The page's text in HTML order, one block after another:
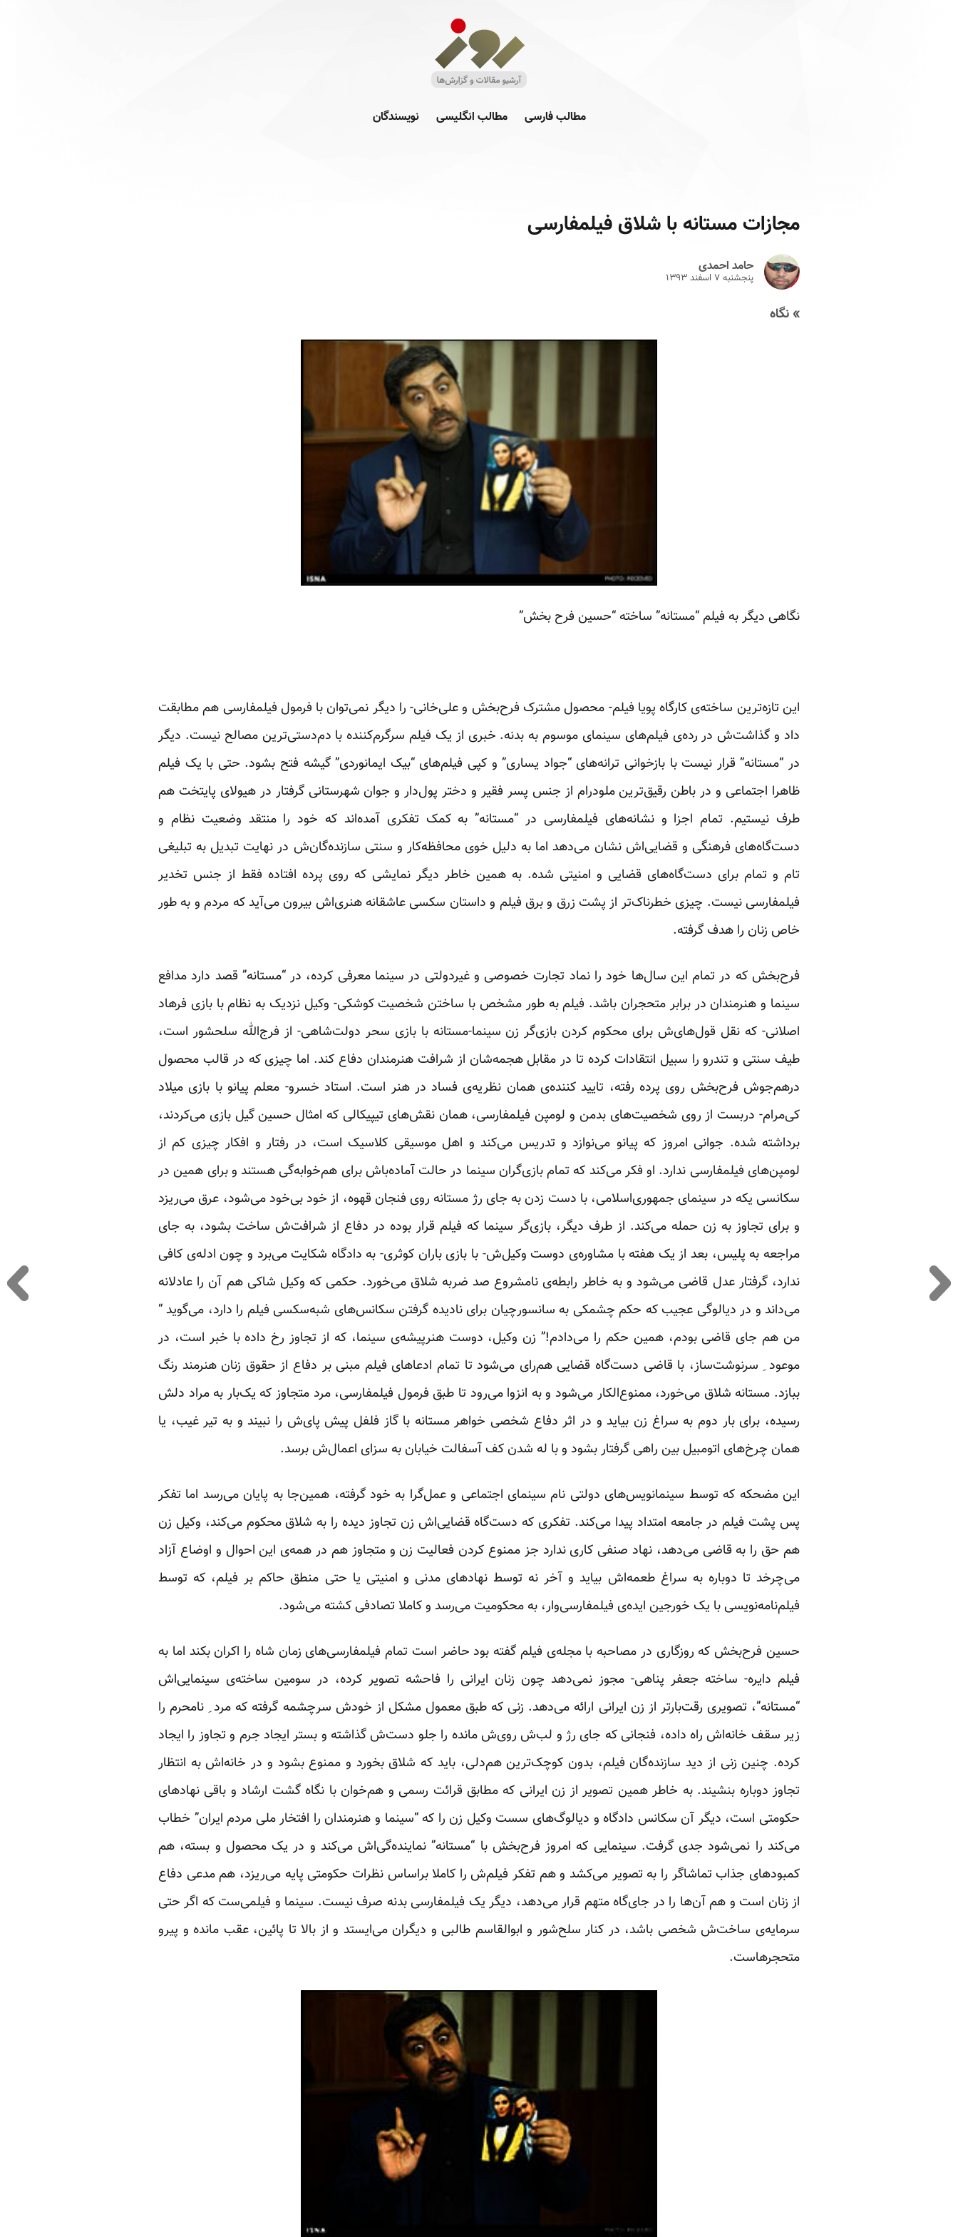
مطالب فارسی مطالب انگلیسی نویسندگان
مجازات مستانه با شلاق فیلمفارسی
حامد احمدی
پنجشنبه ۷ اسفند ۱۳۹۳
» نگاه
نگاهی دیگر به فیلم “مستانه” ساخته “حسین فرح بخش”
این تازه‌ترین ساخته‌ی کارگاه پویا فیلم- محصول مشترک فرح‌بخش و علی‌خانی- را دیگر نمی‌توان با فرمول فیلمفارسی هم مطابقت
داد و گذاشت‌ش در رده‌ی فیلم‌های سینمای موسوم به بدنه. خبری از یک فیلم سرگرم‌کننده با دم‌دستی‌ترین مصالح نیست. دیگر
در “مستانه” قرار نیست با بازخوانی ترانه‌های “جواد یساری” و کپی فیلم‌های “بیک ایمانوردی” گیشه فتح بشود. حتی با یک فیلم
ظاهرا اجتماعی و در باطن رقیق‌ترین ملودرام از جنس پسر فقیر و دختر پول‌دار و جوان شهرستانی گرفتار در هیولای پایتخت هم
طرف نیستیم. تمام اجزا و نشانه‌های فیلمفارسی در “مستانه” به کمک تفکری آمده‌اند که خود را منتقد وضعیت نظام و
دست‌گاه‌های فرهنگی و قضایی‌اش نشان می‌دهد اما به دلیل خوی محافظه‌کار و سنتی سازنده‌گان‌ش در نهایت تبدیل به تبلیغی
تام و تمام برای دست‌گاه‌های قضایی و امنیتی شده. به همین خاطر دیگر نمایشی که روی پرده افتاده فقط از جنس تخدیر
فیلمفارسی نیست. چیزی خطرناک‌تر از پشت زرق و برق فیلم و داستان سکسی عاشقانه هنری‌اش بیرون می‌آید که مردم و به طور
خاص زنان را هدف گرفته.
فرح‌بخش که در تمام این سال‌ها خود را نماد تجارت خصوصی و غیردولتی در سینما معرفی کرده، در “مستانه” قصد دارد مدافع
سینما و هنرمندان در برابر متحجران باشد. فیلم به طور مشخص با ساختن شخصیت کوشکی- وکیل نزدیک به نظام با بازی فرهاد
اصلانی- که نقل قول‌های‌ش برای محکوم کردن بازی‌گر زن سینما-مستانه با بازی سحر دولت‌شاهی- از فرج‌الله سلحشور است،
طیف سنتی و تندرو را سبیل انتقادات کرده تا در مقابل هجمه‌شان از شرافت هنرمندان دفاع کند. اما چیزی که در قالب محصول
درهم‌جوش فرح‌بخش روی پرده رفته، تایید کننده‌ی همان نظریه‌ی فساد در هنر است. استاد خسرو- معلم پیانو با بازی میلاد
کی‌مرام- دربست از روی شخصیت‌های بدمن و لومپن فیلمفارسی، همان نقش‌های تیپیکالی که امثال حسین گیل بازی می‌کردند،
برداشته شده. جوانی امروز که پیانو می‌نوازد و تدریس می‌کند و اهل موسیقی کلاسیک است، در رفتار و افکار چیزی کم از
لومپن‌های فیلمفارسی ندارد. او فکر می‌کند که تمام بازی‌گران سینما در حالت آماده‌باش برای هم‌خوابه‌گی هستند و برای همین در
سکانسی یکه در سینمای جمهوری‌اسلامی، با دست زدن به جای رژ مستانه روی فنجان قهوه، از خود بی‌خود می‌شود، عرق می‌ریزد
و برای تجاوز به زن حمله می‌کند. از طرف دیگر، بازی‌گر سینما که فیلم قرار بوده در دفاع از شرافت‌ش ساخت بشود، به جای
مراجعه به پلیس، بعد از یک هفته با مشاوره‌ی دوست وکیل‌ش- با بازی باران کوثری- به دادگاه شکایت می‌برد و چون ادله‌ی کافی
ندارد، گرفتار عدل قاضی می‌شود و به خاطر رابطه‌ی نامشروع صد ضربه شلاق می‌خورد. حکمی که وکیل شاکی هم آن را عادلانه
می‌داند و در دیالوگی عجیب که حکم چشمکی به سانسورچیان برای نادیده گرفتن سکانس‌های شبه‌سکسی فیلم را دارد، می‌گوید “
من هم جای قاضی بودم، همین حکم را می‌دادم!” زن وکیل، دوست هنرپیشه‌ی سینما، که از تجاوز رخ داده با خبر است، در
موعود ِ سرنوشت‌ساز، با قاضی دست‌گاه قضایی هم‌رای می‌شود تا تمام ادعاهای فیلم مبنی بر دفاع از حقوق زنان هنرمند رنگ
ببازد. مستانه شلاق می‌خورد، ممنوع‌الکار می‌شود و به انزوا می‌رود تا طبق فرمول فیلمفارسی، مرد متجاوز که یک‌بار به مراد دلش
رسیده، برای بار دوم به سراغ زن بیاید و در اثر دفاع شخصی خواهر مستانه با گاز فلفل پیش پای‌ش را نبیند و به تیر غیب، یا
همان چرخ‌های اتومبیل بین راهی گرفتار بشود و با له شدن کف آسفالت خیابان به سزای اعمال‌ش برسد.
این مضحکه که توسط سینمانویس‌های دولتی نام سینمای اجتماعی و عمل‌گرا به خود گرفته، همین‌جا به پایان می‌رسد اما تفکر
پس پشت فیلم در جامعه امتداد پیدا می‌کند. تفکری که دست‌گاه قضایی‌اش زن تجاوز دیده را به شلاق محکوم می‌کند، وکیل زن
هم حق را به قاضی می‌دهد، نهاد صنفی کاری ندارد جز ممنوع کردن فعالیت زن و متجاوز هم در همه‌ی این احوال و اوضاع آزاد
می‌چرخد تا دوباره به سراغ طعمه‌اش بیاید و آخر نه توسط نهادهای مدنی و امنیتی یا حتی منطق حاکم بر فیلم، که توسط
فیلم‌نامه‌نویسی با یک خورجین ایده‌ی فیلمفارسی‌وار، به محکومیت می‌رسد و کاملا تصادفی کشته می‌شود.
حسین فرح‌بخش که روزگاری در مصاحبه با مجله‌ی فیلم گفته بود حاضر است تمام فیلمفارسی‌های زمان شاه را اکران بکند اما به
فیلم دایره- ساخته جعفر پناهی- مجوز نمی‌‌دهد چون زنان ایرانی را فاحشه تصویر کرده، در سومین ساخته‌ی سینمایی‌اش
“مستانه”، تصویری رقت‌بارتر از زن ایرانی ارائه می‌دهد. زنی که طبق معمول مشکل از خودش سرچشمه گرفته که مرد ِ نامحرم را
زیر سقف خانه‌اش راه داده، فنجانی که جای رژ و لب‌ش روی‌ش مانده را جلو دست‌ش گذاشته و بستر ایجاد جرم و تجاوز را ایجاد
کرده. چنین زنی از دید سازنده‌گان فیلم، بدون کوچک‌ترین هم‌دلی، باید که شلاق بخورد و ممنوع بشود و در خانه‌اش به انتظار
تجاوز دوباره بنشیند. به خاطر همین تصویر از زن ایرانی که مطابق قرائت رسمی و هم‌خوان با نگاه گشت ارشاد و باقی نهادهای
حکومتی است، دیگر آن سکانس دادگاه و دیالوگ‌های سست وکیل زن را که “سینما و هنرمندان را افتخار ملی مردم ایران” خطاب
می‌کند را نمی‌شود جدی گرفت. سینمایی که امروز فرح‌بخش با “مستانه” نماینده‌گی‌اش می‌کند و در یک محصول و بسته، هم
کمبودهای جذاب تماشاگر را به تصویر می‌کشد و هم تفکر فیلم‌ش را کاملا براساس نظرات حکومتی پایه می‌ریزد، هم مدعی دفاع
از زنان است و هم آن‌ها را در جای‌گاه متهم قرار می‌دهد، دیگر یک فیلمفارسی بدنه صرف نیست. سینما و فیلمی‌ست که اگر حتی
سرمایه‌ی ساخت‌ش شخصی باشد، در کنار سلح‌شور و ابوالقاسم طالبی و دیگران می‌ایستد و از بالا تا پائین، عقب مانده و پیرو
متحجرهاست.